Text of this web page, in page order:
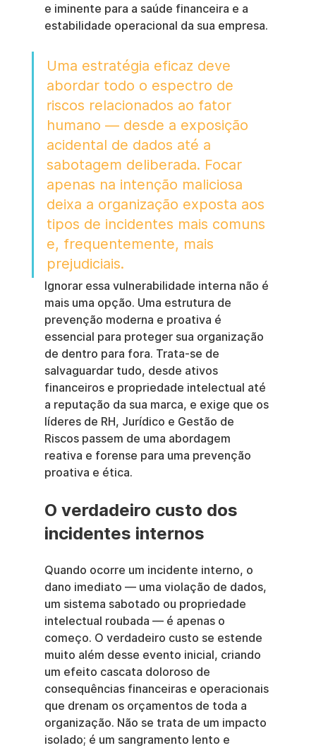
e iminente para a saúde financeira e a
estabilidade operacional da sua empresa.
Uma estratégia eficaz deve
abordar todo o espectro de
riscos relacionados ao fator
humano — desde a exposição
acidental de dados até a
sabotagem deliberada. Focar
apenas na intenção maliciosa
deixa a organização exposta aos
tipos de incidentes mais comuns
e, frequentemente, mais
prejudiciais.
Ignorar essa vulnerabilidade interna não é
mais uma opção. Uma estrutura de
prevenção moderna e proativa é
essencial para proteger sua organização
de dentro para fora. Trata-se de
salvaguardar tudo, desde ativos
financeiros e propriedade intelectual até
a reputação da sua marca, e exige que os
líderes de RH, Jurídico e Gestão de
Riscos passem de uma abordagem
reativa e forense para uma prevenção
proativa e ética.
O verdadeiro custo dos
incidentes internos
Quando ocorre um incidente interno, o
dano imediato — uma violação de dados,
um sistema sabotado ou propriedade
intelectual roubada — é apenas o
começo. O verdadeiro custo se estende
muito além desse evento inicial, criando
um efeito cascata doloroso de
consequências financeiras e operacionais
que drenam os orçamentos de toda a
organização. Não se trata de um impacto
isolado; é um sangramento lento e